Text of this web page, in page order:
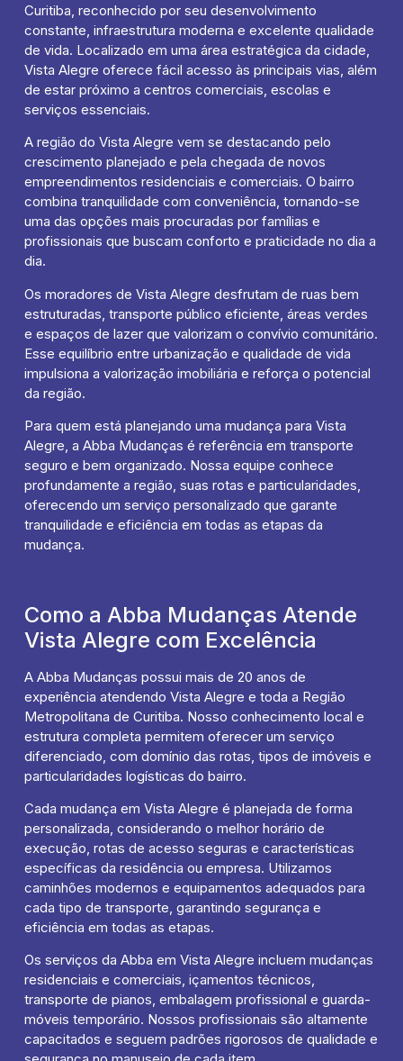
Curitiba, reconhecido por seu desenvolvimento
constante, infraestrutura moderna e excelente qualidade
de vida. Localizado em uma área estratégica da cidade,
Vista Alegre oferece fácil acesso às principais vias, além
de estar próximo a centros comerciais, escolas e
serviços essenciais.
A região do Vista Alegre vem se destacando pelo
crescimento planejado e pela chegada de novos
empreendimentos residenciais e comerciais. O bairro
combina tranquilidade com conveniência, tornando-se
uma das opções mais procuradas por famílias e
profissionais que buscam conforto e praticidade no dia a
dia.
Os moradores de Vista Alegre desfrutam de ruas bem
estruturadas, transporte público eficiente, áreas verdes
e espaços de lazer que valorizam o convívio comunitário.
Esse equilíbrio entre urbanização e qualidade de vida
impulsiona a valorização imobiliária e reforça o potencial
da região.
Para quem está planejando uma mudança para Vista
Alegre, a Abba Mudanças é referência em transporte
seguro e bem organizado. Nossa equipe conhece
profundamente a região, suas rotas e particularidades,
oferecendo um serviço personalizado que garante
tranquilidade e eficiência em todas as etapas da
mudança.
Como a Abba Mudanças Atende
Vista Alegre com Excelência
A Abba Mudanças possui mais de 20 anos de
experiência atendendo Vista Alegre e toda a Região
Metropolitana de Curitiba. Nosso conhecimento local e
estrutura completa permitem oferecer um serviço
diferenciado, com domínio das rotas, tipos de imóveis e
particularidades logísticas do bairro.
Cada mudança em Vista Alegre é planejada de forma
personalizada, considerando o melhor horário de
execução, rotas de acesso seguras e características
específicas da residência ou empresa. Utilizamos
caminhões modernos e equipamentos adequados para
cada tipo de transporte, garantindo segurança e
eficiência em todas as etapas.
Os serviços da Abba em Vista Alegre incluem mudanças
residenciais e comerciais, içamentos técnicos,
transporte de pianos, embalagem profissional e guarda-
móveis temporário. Nossos profissionais são altamente
capacitados e seguem padrões rigorosos de qualidade e